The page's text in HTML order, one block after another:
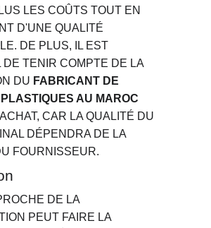
LES COÛTS TOUT EN
D'UNE QUALITÉ
DE PLUS, IL EST
DE TENIR COMPTE DE LA
DU FABRICANT DE
AU MAROC
CAR LA QUALITÉ DU
DÉPENDRA DE LA
FOURNISSEUR.
DE LA
PEUT FAIRE LA